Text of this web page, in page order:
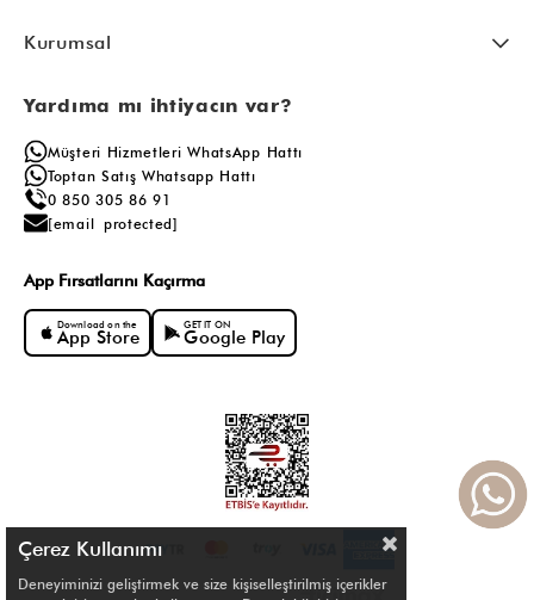
Kurumsal
Yardıma mı ihtiyacın var?
Müşteri Hizmetleri WhatsApp Hattı
Toptan Satış Whatsapp Hattı
0 850 305 86 91
[email protected]
App Fırsatlarını Kaçırma
Download on the
App Store
GET IT ON
Google Play
Çerez Kullanımı
Deneyiminizi geliştirmek ve size kişiselleştirilmiş içerikler